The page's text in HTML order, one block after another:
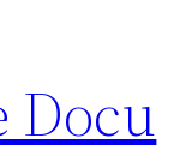
Docu